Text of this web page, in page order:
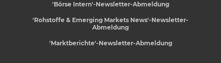
'Börse Intern'-Newsletter-Abmeldung
'Rohstoffe & Emerging Markets News'-Newsletter-
Abmeldung
'Marktberichte'-Newsletter-Abmeldung